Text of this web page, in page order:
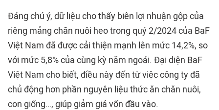
Đáng chú ý, dữ liệu cho thấy biên lợi nhuận gộp của
riêng mảng chăn nuôi heo trong quý 2/2024 của BaF
Việt Nam đã được cải thiện mạnh lên mức 14,2%, so
với mức 5,8% của cùng kỳ năm ngoái. Đại diện BaF
Việt Nam cho biết, điều này đến từ việc công ty đã
chủ động hơn phần nguyên liệu thức ăn chăn nuôi,
con giống…, giúp giảm giá vốn đầu vào.